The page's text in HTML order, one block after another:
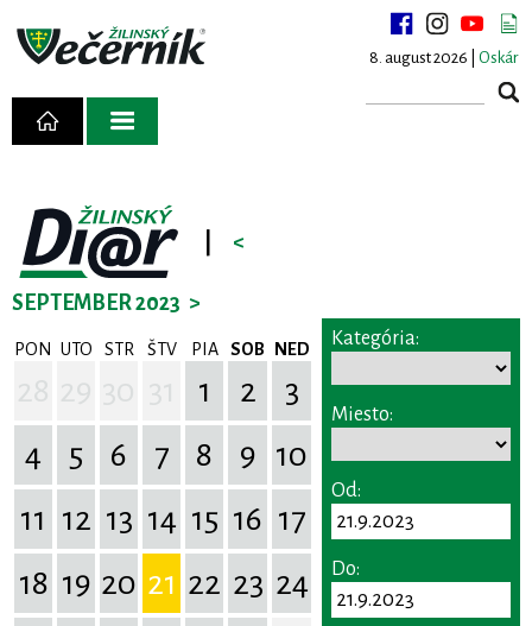
8. august 2026 | Oskár
<
SEPTEMBER 2023 >
PON UTO STR ŠTV PIA SOB NED
1 2
3
4
5 6 7 8 9 10
11 12 13 14 15 16 17
18 19 20 21 22 23 24
Kategória:
Miesto:
Od:
Do: